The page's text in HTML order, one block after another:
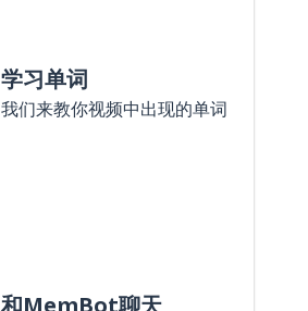
学习单词
我们来教你视频中出现的单词
和MemBot聊天